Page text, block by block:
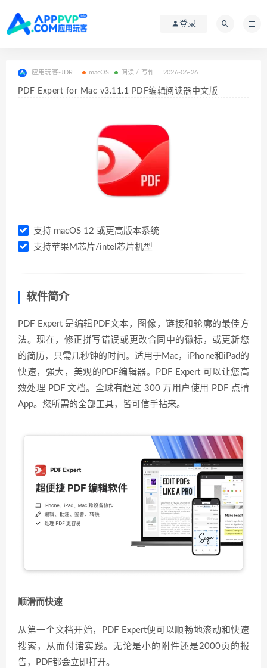
登录
应用玩客-JDR macOS 阅读 / 写作 2026-06-26
PDF Expert for Mac v3.11.1 PDF编辑阅读器中文版
支持 macOS 12 或更高版本系统
支持苹果M芯片/intel芯片机型
软件简介
PDF Expert 是编辑PDF文本，图像，链接和轮廓的最佳方
法。现在，修正拼写错误或更改合同中的徽标，或更新您
的简历，只需几秒钟的时间。适用于Mac，iPhone和iPad的
快速，强大，美观的PDF编辑器。PDF Expert 可以让您高
效处理 PDF 文档。全球有超过 300 万用户使用 PDF 点睛
App。您所需的全部工具，皆可信手拈来。
顺滑而快速
从第一个文档开始，PDF Expert便可以顺畅地滚动和快速
搜索，从而付诸实践。无论是小的附件还是2000页的报
告，PDF都会立即打开。